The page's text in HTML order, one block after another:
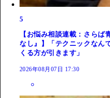
5
【お悩み相談連載：さらば
なし』】「テクニックなん
くる方が引きます」
2026年08月07日 17:30